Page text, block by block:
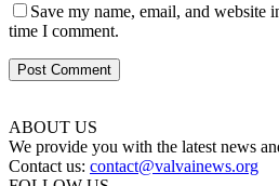
Save my name, email, and website
time I comment.
ABOUT US
We provide you with the latest news
Contact us: contact@valvainews.org